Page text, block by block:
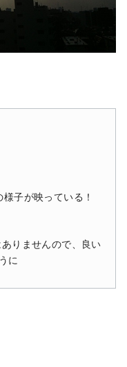
子が映っている！
りませんので、良い
に